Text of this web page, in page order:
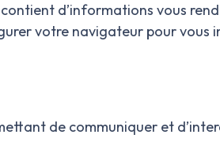
d’informations vous
votre navigateur pour vous
de communiquer et